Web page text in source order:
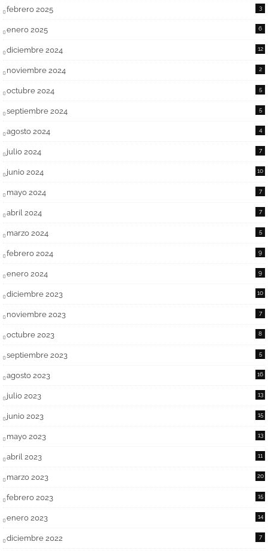
febrero 2025 3
enero 2025 6
diciembre 2024 12
noviembre 2024 2
octubre 2024 5
septiembre 2024 5
agosto 2024 4
julio 2024 7
junio 2024 10
mayo 2024 7
abril 2024 7
marzo 2024 5
febrero 2024 9
enero 2024 9
diciembre 2023 10
noviembre 2023 7
octubre 2023 8
septiembre 2023 5
agosto 2023 16
julio 2023 13
junio 2023 15
mayo 2023 13
abril 2023 11
marzo 2023 20
febrero 2023 15
enero 2023 14
diciembre 2022 7